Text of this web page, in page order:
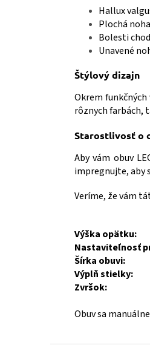
Hallux
Plochá noha
Bolesti
Unavené
Štýlový dizajn
Okrem
rôznych farbách,
Starostlivosť o
Aby vám obuv
impregnujte, aby
Veríme, že vám
Výška opätku:
Nastaviteľnosť
Šírka obuvi:
Výplň stielky:
Zvršok:
Obuv sa